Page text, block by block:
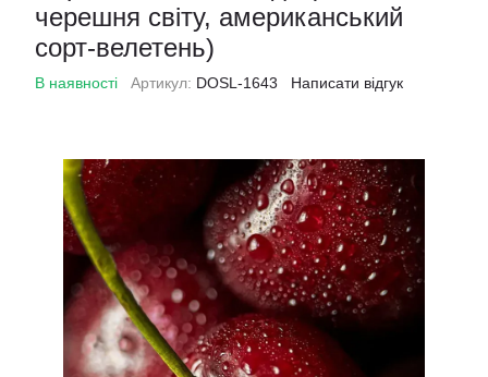
черешня світу, американський
сорт-велетень)
В наявності Артикул: DOSL-1643 Написати відгук